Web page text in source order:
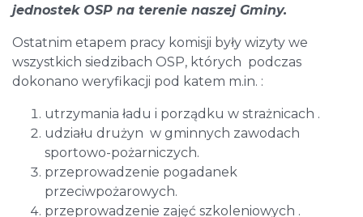
jednostek OSP na terenie naszej Gminy.
Ostatnim etapem pracy komisji były wizyty we
wszystkich siedzibach OSP, których podczas
dokonano weryfikacji pod katem m.in. :
utrzymania ładu i porządku w strażnicach .
udziału drużyn w gminnych zawodach
sportowo-pożarniczych.
przeprowadzenie pogadanek
przeciwpożarowych.
przeprowadzenie zajęć szkoleniowych .